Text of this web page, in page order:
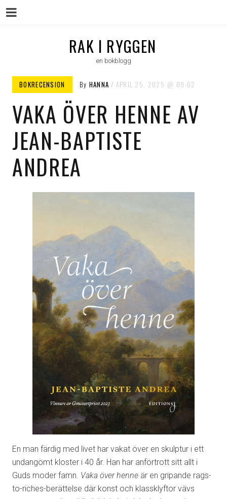
RAK I RYGGEN
en bokblogg
BOKRECENSION By HANNA APRIL 25, 2025 09:02
VAKA ÖVER HENNE AV
JEAN-BAPTISTE
ANDREA
En man färdig med livet har vakat över en skulptur i ett
undangömt kloster i 40 år. Han har anförtrott sitt allt i
Guds moder famn. Vaka över henne är en gripande rags-
to-riches-berättelse där konst och klassklyftor vävs
Menu